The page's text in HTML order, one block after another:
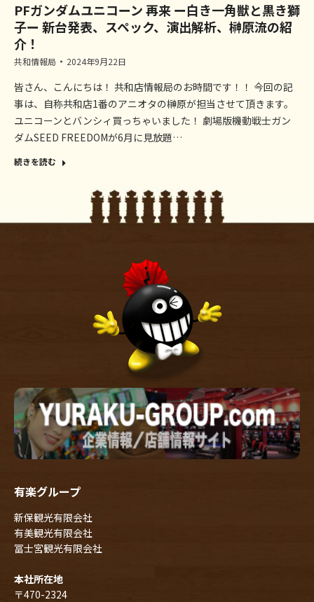
PFガンダムユニコーン 再来 ー白き一角獣と黒き獅
子ー 新台発表、スペック、演出解析、榊原流の紹
介！
共和情報局 2024年9月22日
皆さん、こんにちは！ 共和店情報局のお時間です！！ 今回の記
事は、自称共和店1番のアニオタの榊原が担当させて頂きます。
ユニコーンとバンシィ買っちゃいました！ 劇場版機動戦士ガン
ダムSEED FREEDOMが6月に見放題…
続きを読む
有楽グループ
新保観光有限会社
有美観光有限会社
冨士宮観光有限会社
本社所在地
〒470-2324